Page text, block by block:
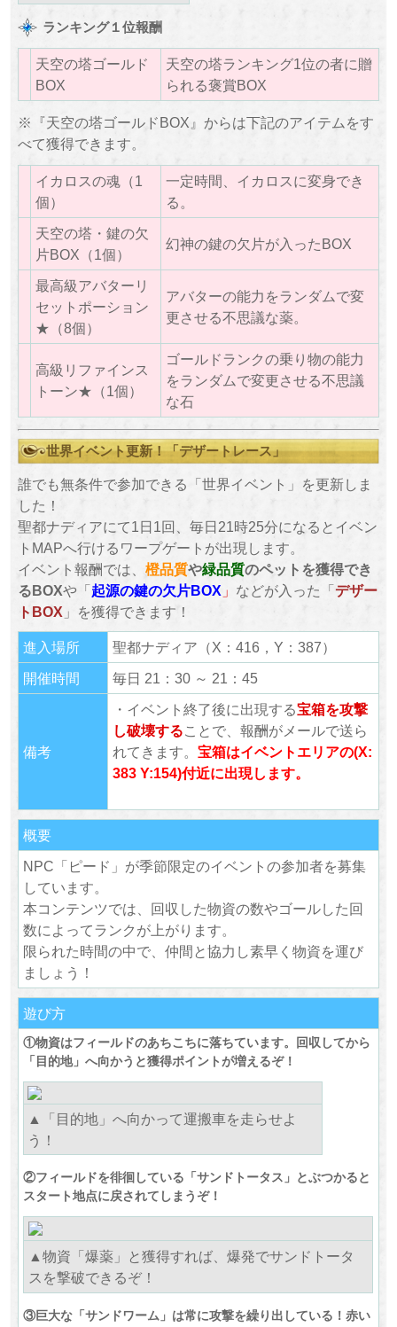
ランキング１位報酬
天空の塔ゴールド
BOX
天空の塔ランキング1位の者に贈
られる褒賞BOX
※『天空の塔ゴールドBOX』からは下記のアイテムをす
べて獲得できます。
イカロスの魂（1
個）
一定時間、イカロスに変身でき
る。
天空の塔・鍵の欠
片BOX（1個）
幻神の鍵の欠片が入ったBOX
最高級アバターリ
セットポーション
★（8個）
アバターの能力をランダムで変
更させる不思議な薬。
高級リファインス
トーン★（1個）
ゴールドランクの乗り物の能力
をランダムで変更させる不思議
な石
世界イベント更新！「デザートレース」
誰でも無条件で参加できる「世界イベント」を更新しま
した！
聖都ナディアにて1日1回、毎日21時25分になるとイベン
トMAPへ行けるワープゲートが出現します。
イベント報酬では、 橙品質や緑品質のペットを獲得でき
るBOXや「起源の鍵の欠片BOX 」 などが入った「デザー
トBOX 」を獲得できます！
進入場所
聖都ナディア（X：416，Y：387）
開催時間
毎日 21：30 ～ 21：45
備考
・イベント終了後に出現する宝箱を攻撃
し破壊することで、報酬がメールで送ら
れてきます。 宝箱はイベントエリアの(X:
383 Y:154)付近に出現します。
概要
NPC「ピード」が季節限定のイベントの参加者を募集
しています。
本コンテンツでは、回収した物資の数やゴールした回
数によってランクが上がります。
限られた時間の中で、仲間と協力し素早く物資を運び
ましょう！
遊び方
①物資はフィールドのあちこちに落ちています。回収してから
「目的地」へ向かうと獲得ポイントが増えるぞ！
▲「目的地」へ向かって運搬車を走らせよ
う！
②フィールドを徘徊している「サンドトータス」とぶつかると
スタート地点に戻されてしまうぞ！
▲物資「爆薬」と獲得すれば、爆発でサンドトータ
スを撃破できるぞ！
③巨大な「サンドワーム」は常に攻撃を繰り出している！赤い